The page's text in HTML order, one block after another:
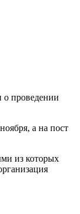
о проведении
а на пост
из которых